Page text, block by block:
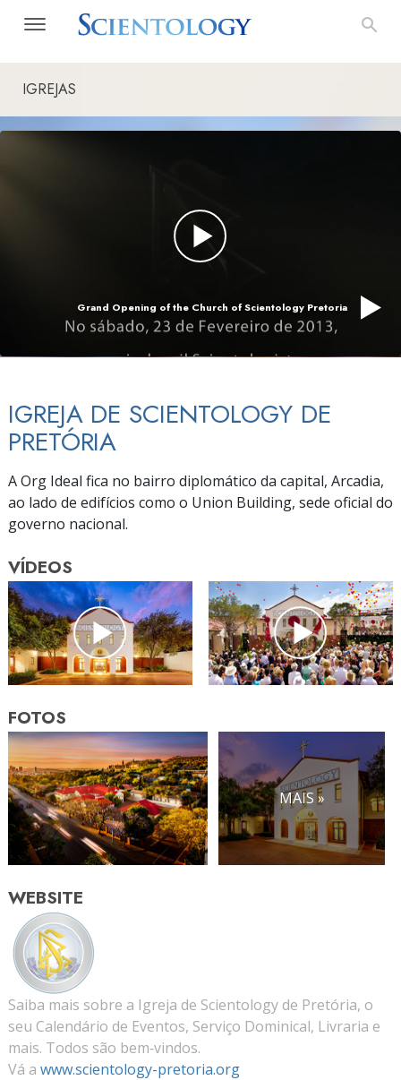
IGREJAS
Grand Opening of the Church of Scientology Pretoria
IGREJA DE SCIENTOLOGY DE
PRETÓRIA
A Org Ideal fica no bairro diplomático da capital, Arcadia,
ao lado de edifícios como o Union Building, sede oficial do
governo nacional.
VÍDEOS
FOTOS
MAIS »
WEBSITE
Saiba mais sobre a Igreja de Scientology de Pretória, o
seu Calendário de Eventos, Serviço Dominical, Livraria e
mais. Todos são bem‑vindos.
Vá a www.scientology-pretoria.org